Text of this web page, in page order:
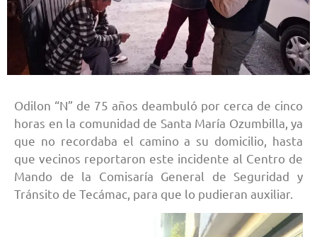
Odilon “N” de 75 años deambuló por cerca de cinco
horas en la comunidad de Santa María Ozumbilla, ya
que no recordaba el camino a su domicilio, hasta
que vecinos reportaron este incidente al Centro de
Mando de la Comisaría General de Seguridad y
Tránsito de Tecámac, para que lo pudieran auxiliar.